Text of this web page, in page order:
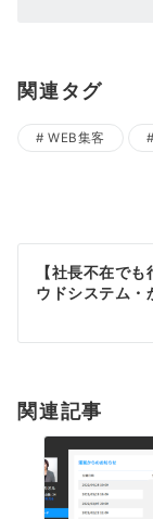
関連タグ
WEB集客
ナ
ビ
ー
【社長不在で
ウドシステム・
関連記事